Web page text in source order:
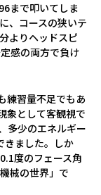
まで叩いてしま
、コースの狭いテ
よりヘッドスピ
感の両方で負け
練習量不足でもあ
象として客観視で
多少のエネルギー
きました。しか
度のフェース角
械の世界」で